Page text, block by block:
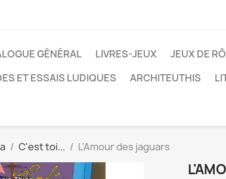
GÉNÉRAL LIVRES-JEUX JEUX DE
ET ESSAIS LUDIQUES
ARCHITEUTHIS
C'est toi... L'Amour des jaguars